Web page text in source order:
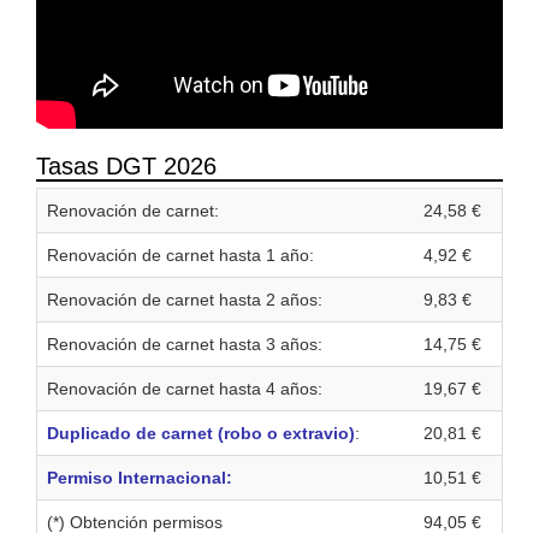
Tasas DGT 2026
Renovación de carnet: 24,58 €
Renovación de carnet hasta 1 año: 4,92 €
Renovación de carnet hasta 2 años: 9,83 €
Renovación de carnet hasta 3 años: 14,75 €
Renovación de carnet hasta 4 años: 19,67 €
Duplicado de carnet (robo o extravio): 20,81 €
Permiso Internacional: 10,51 €
(*) Obtención permisos 94,05 €